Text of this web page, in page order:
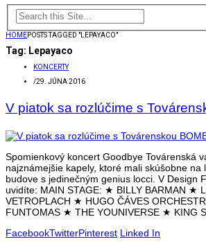
HOMEPOSTS TAGGED "LEPAYACO"
Tag: Lepayaco
KONCERTY
/29. JÚNA 2016
V piatok sa rozlúčime s
Spomienkový koncert Goodbye Továrenská
najznámejšie kapely, ktoré mali skúšobne na
budove s jedinečným genius locci. V Design
uvidíte: MAIN STAGE: ★ BILLY BARMAN ★
VETROPLACH ★ HUGO ČÁVES
FUNTOMAS ★ THE YOUNIVERSE ★ KING
FacebookTwitterPinterest Linked In